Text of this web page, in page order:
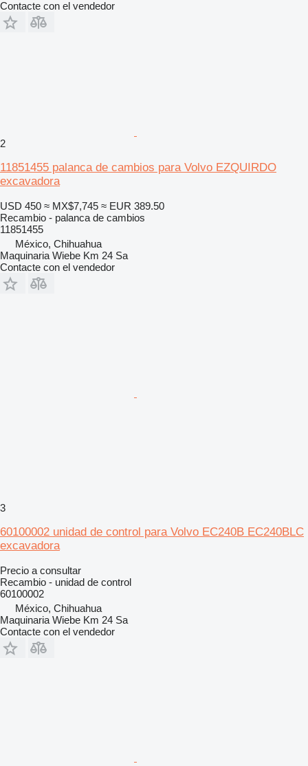
Contacte con el vendedor
2
11851455 palanca de cambios para Volvo EZQUIRDO
excavadora
USD 450 ≈ MX$7,745 ≈ EUR 389.50
Recambio - palanca de cambios
11851455
México, Chihuahua
Maquinaria Wiebe Km 24 Sa
Contacte con el vendedor
3
60100002 unidad de control para Volvo EC240B EC240BLC
excavadora
Precio a consultar
Recambio - unidad de control
60100002
México, Chihuahua
Maquinaria Wiebe Km 24 Sa
Contacte con el vendedor